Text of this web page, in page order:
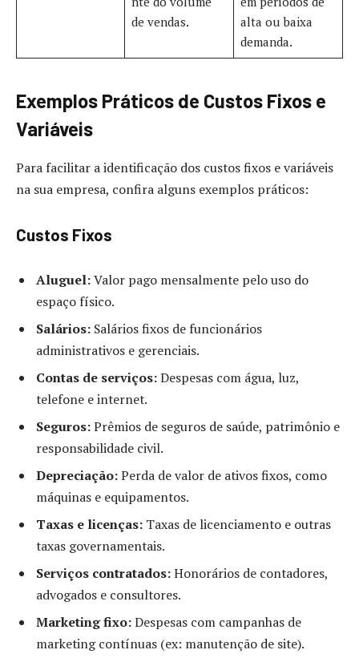
de vendas.
alta ou baixa
demanda.
Exemplos Práticos de Custos Fixos e
Variáveis
Para facilitar a identificação dos custos fixos e variáveis
na sua empresa, confira alguns exemplos práticos:
Custos Fixos
Aluguel:Valor pago mensalmente pelo uso do
espaço físico.
Salários: Salários fixos de funcionários
administrativos e gerenciais.
Contas de serviços:Despesas com água, luz,
telefone e internet.
Seguros:Prêmios de seguros de saúde, patrimônio e
responsabilidade civil.
Depreciação:Perda de valor de ativos fixos, como
máquinas e equipamentos.
Taxas e licenças: Taxas de licenciamento e outras
taxas governamentais.
Serviços contratados:Honorários de contadores,
advogados e consultores.
Marketing fixo:Despesas com campanhas de
marketing contínuas (ex: manutenção de site).